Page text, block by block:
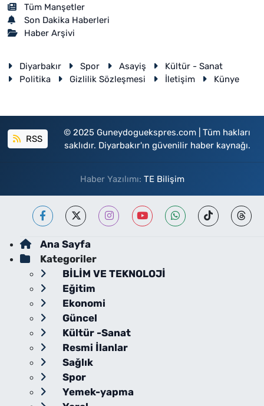
Tüm Manşetler
Son Dakika Haberleri
Haber Arşivi
Diyarbakır Spor Asayiş
Kültür - Sanat
Politika
Gizlilik Sözleşmesi İletişim Künye
RSS
© 2025 Guneydoguekspres.com | Tüm hakları
saklıdır. Diyarbakır'ın güvenilir haber kaynağı.
Haber Yazılımı: TE Bilişim
Ana Sayfa
Kategoriler
BİLİM VE TEKNOLOJİ
Eğitim
Ekonomi
Güncel
Kültür -Sanat
Resmi İlanlar
Sağlık
Spor
Yemek-yapma